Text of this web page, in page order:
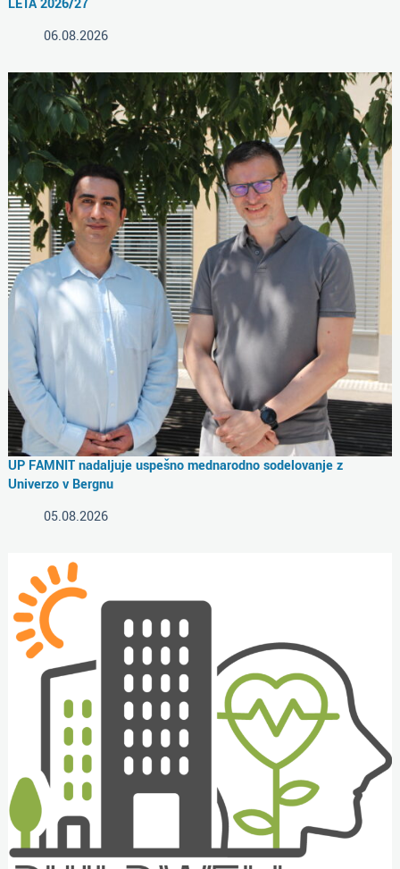
LETA 2026/27
06.08.2026
UP FAMNIT nadaljuje uspešno mednarodno sodelovanje z
Univerzo v Bergnu
05.08.2026